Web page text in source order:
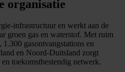
organisatie
infrastructuur en werkt aan de
groen gas en waterstof. Met ruim
gasontvangstations en
en Noord-Duitsland zorgt
toekomstbestendig netwerk.